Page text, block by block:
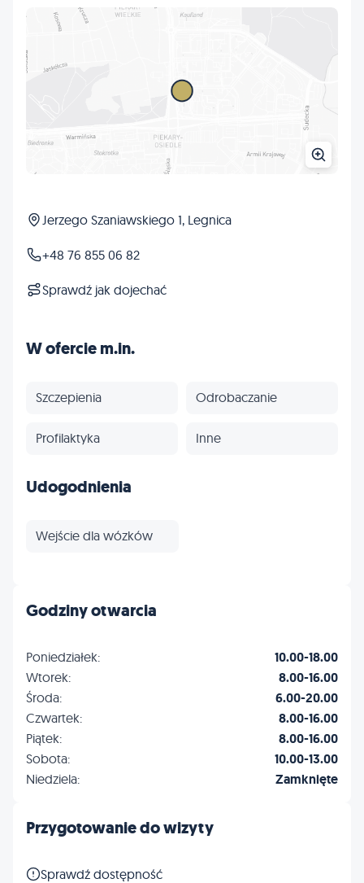
Jerzego Szaniawskiego 1, Legnica
+48 76 855 06 82
Sprawdź jak dojechać
W ofercie m.in.
Szczepienia Odrobaczanie
Profilaktyka Inne
Udogodnienia
Wejście dla wózków
Godziny otwarcia
Poniedziałek: 10.00-18.00
Wtorek: 8.00-16.00
Środa: 6.00-20.00
Czwartek: 8.00-16.00
Piątek: 8.00-16.00
Sobota: 10.00-13.00
Niedziela: Zamknięte
Przygotowanie do wizyty
Sprawdź dostępność